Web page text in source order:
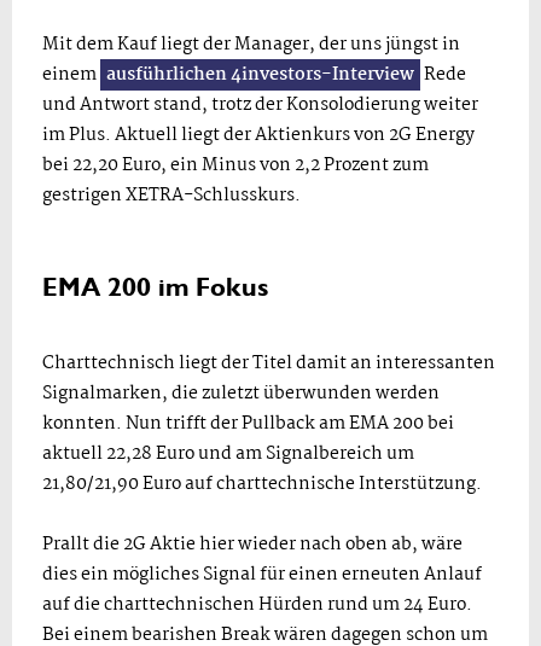
Mit dem Kauf liegt der Manager, der uns jüngst in
einem ausführlichen 4investors-Interview Rede
und Antwort stand, trotz der Konsolodierung weiter
im Plus. Aktuell liegt der Aktienkurs von 2G Energy
bei 22,20 Euro, ein Minus von 2,2 Prozent zum
gestrigen XETRA-Schlusskurs.
EMA 200 im Fokus
Charttechnisch liegt der Titel damit an interessanten
Signalmarken, die zuletzt überwunden werden
konnten. Nun trifft der Pullback am EMA 200 bei
aktuell 22,28 Euro und am Signalbereich um
21,80/21,90 Euro auf charttechnische Interstützung.
Prallt die 2G Aktie hier wieder nach oben ab, wäre
dies ein mögliches Signal für einen erneuten Anlauf
auf die charttechnischen Hürden rund um 24 Euro.
Bei einem bearishen Break wären dagegen schon um